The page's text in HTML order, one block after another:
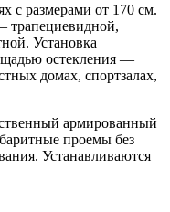
с размерами от 170 см.
Установка
остекления —
домах, спортзалах,
армированный
проемы без
Устанавливаются